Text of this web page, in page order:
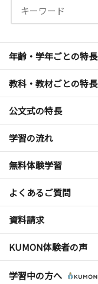
年齢・学年ごとの特長
教科・教材ごとの特長
公文式の特長
学習の流れ
無料体験学習
よくあるご質問
資料請求
KUMON体験者の声
学習中の方へ